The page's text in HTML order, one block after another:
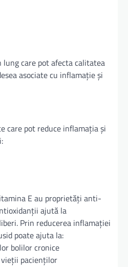
care pot afecta calitatea
asociate cu inflamație și
care pot reduce inflamația și
E au proprietăți anti-
ajută la
Prin reducerea inflamației
poate ajuta la:
bolilor cronice
pacienților